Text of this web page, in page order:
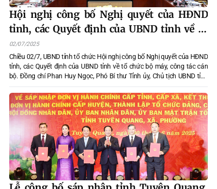
Hội nghị công bố Nghị quyết của HĐND
tỉnh, các Quyết định của UBND tỉnh về tổ
chức bộ máy và công tác cán bộ
02/07/2025
Chiều 02/7, UBND tỉnh tổ chức Hội nghị công bố Nghị quyết của HĐND
tỉnh, các Quyết định của UBND tỉnh về tổ chức bộ máy, công tác cán
bộ. Đồng chí Phan Huy Ngọc, Phó Bí thư Tỉnh ủy, Chủ tịch UBND tỉnh
chủ trì hội nghị.